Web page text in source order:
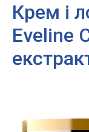
Крем і
Eveline